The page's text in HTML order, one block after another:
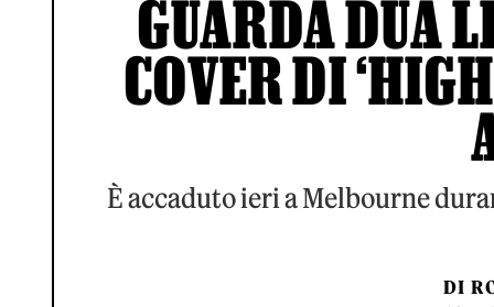
GUARDA DUA
COVER DI
È accaduto ieri a Melbourne
DI